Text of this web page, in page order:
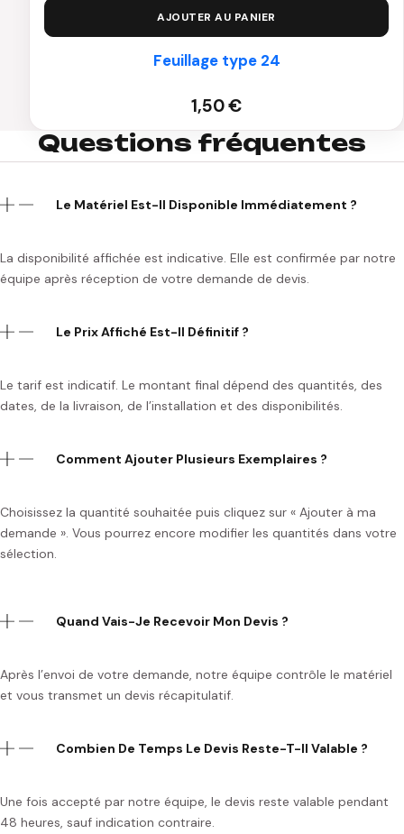
AJOUTER AU PANIER
Feuillage type 24
1,50€
Questions fréquentes
Le Matériel Est-Il Disponible Immédiatement ?
La disponibilité affichée est indicative. Elle est confirmée par notre
équipe après réception de votre demande de devis.
Le Prix Affiché Est-Il Définitif ?
Le tarif est indicatif. Le montant final dépend des quantités, des
dates, de la livraison, de l’installation et des disponibilités.
Comment Ajouter Plusieurs Exemplaires ?
Choisissez la quantité souhaitée puis cliquez sur « Ajouter à ma
demande ». Vous pourrez encore modifier les quantités dans votre
sélection.
Quand Vais-Je Recevoir Mon Devis ?
Après l’envoi de votre demande, notre équipe contrôle le matériel
et vous transmet un devis récapitulatif.
Combien De Temps Le Devis Reste-T-Il Valable ?
Une fois accepté par notre équipe, le devis reste valable pendant
48 heures, sauf indication contraire.